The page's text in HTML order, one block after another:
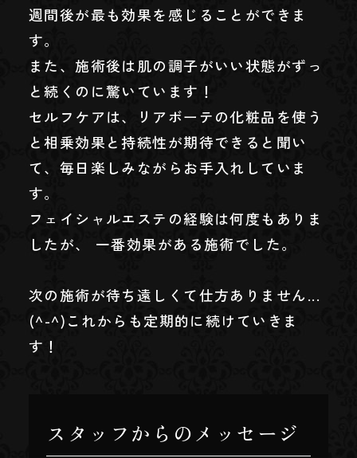
週間後が最も効果を感じることができま
す。
また、施術後は肌の調子がいい状態がずっ
と続くのに驚いています！
セルフケアは、リアボーテの化粧品を使う
と相乗効果と持続性が期待できると聞い
て、毎日楽しみながらお手入れしていま
す。
フェイシャルエステの経験は何度もありま
したが、 一番効果がある施術でした。
次の施術が待ち遠しくて仕方ありません...
(^-^)これからも定期的に続けていきま
す！
スタッフからのメッセージ